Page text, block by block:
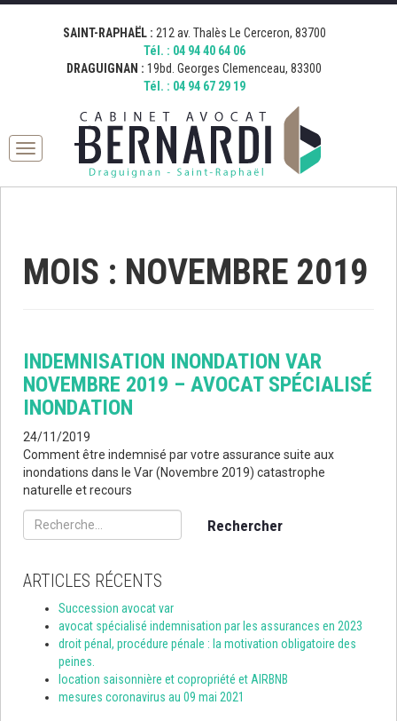
[google_map address="19 Boulevard Georges Clemenceau, 83300
Draguignan, France" zoom="15" desc="AVOCAT BERNARDI
DRAGUIGNAN" icon="http://bernardi.demo.comkwatt.com/wp-
content/uploads/2015/11/icon_map.png" ]
[google_map address="212 Avenue Thalès, 83700 Saint-Raphaël,
France" zoom="15" desc="AVOCAT BERNARDI SAINT RAPHAEL"
icon="http://bernardi.demo.comkwatt.com/wp-
content/uploads/2015/11/icon_map.png" ]
SAINT-RAPHAËL : 212 av. Thalès Le Cerceron, 83700
Tél. : 04 94 40 64 06
DRAGUIGNAN : 19bd. Georges Clemenceau, 83300
Tél. : 04 94 67 29 19
Toggle
MOIS : NOVEMBRE 2019
INDEMNISATION INONDATION VAR
NOVEMBRE 2019 – AVOCAT SPÉCIALISÉ
INONDATION
24/11/2019
Comment être indemnisé par votre assurance suite aux
inondations dans le Var (Novembre 2019) catastrophe
naturelle et recours
Rechercher :
ARTICLES RÉCENTS
Succession avocat var
avocat spécialisé indemnisation par les assurances en 2023
droit pénal, procédure pénale : la motivation obligatoire des
peines.
location saisonnière et copropriété et AIRBNB
mesures coronavirus au 09 mai 2021